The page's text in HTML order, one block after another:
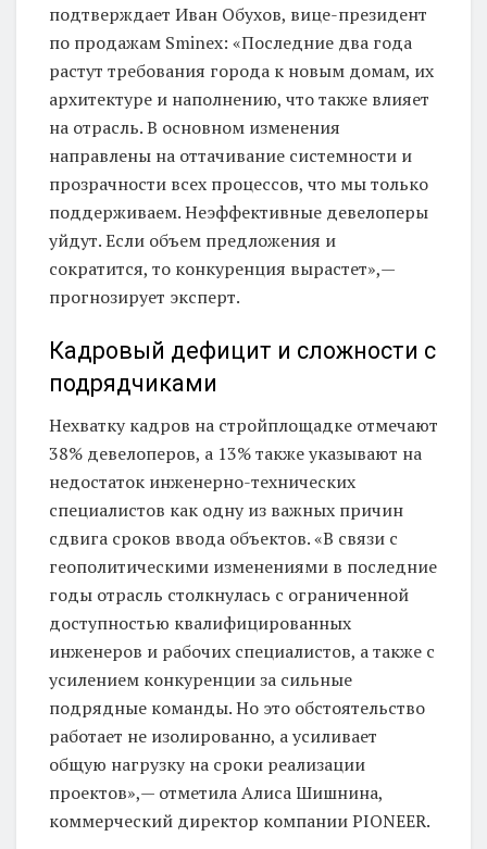
подтверждает Иван Обухов, вице-президент
по продажам Sminex: «Последние два года
растут требования города к новым домам, их
архитектуре и наполнению, что также влияет
на отрасль. В основном изменения
направлены на оттачивание системности и
прозрачности всех процессов, что мы только
поддерживаем. Неэффективные девелоперы
уйдут. Если объем предложения и
сократится, то конкуренция вырастет»,—
прогнозирует эксперт.
Кадровый дефицит и сложности с
подрядчиками
Нехватку кадров на стройплощадке отмечают
38% девелоперов, а 13% также указывают на
недостаток инженерно-технических
специалистов как одну из важных причин
сдвига сроков ввода объектов. «В связи с
геополитическими изменениями в последние
годы отрасль столкнулась с ограниченной
доступностью квалифицированных
инженеров и рабочих специалистов, а также с
усилением конкуренции за сильные
подрядные команды. Но это обстоятельство
работает не изолированно, а усиливает
общую нагрузку на сроки реализации
проектов»,— отметила Алиса Шишнина,
коммерческий директор компании PIONEER.